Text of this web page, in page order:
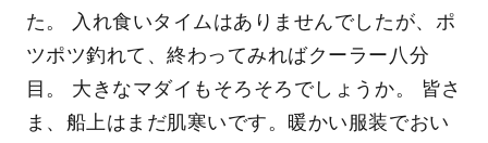
た。 入れ食いタイムはありませんでしたが、ポ
ツポツ釣れて、終わってみればクーラー八分
目。 大きなマダイもそろそろでしょうか。 皆さ
ま、船上はまだ肌寒いです。暖かい服装でおい